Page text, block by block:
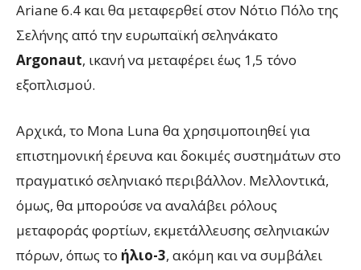
Ariane 6.4 και θα μεταφερθεί στον Νότιο Πόλο της
Σελήνης από την ευρωπαϊκή σεληνάκατο
Argonaut, ικανή να μεταφέρει έως 1,5 τόνο
εξοπλισμού.
Αρχικά, το Mona Luna θα χρησιμοποιηθεί για
επιστημονική έρευνα και δοκιμές συστημάτων στο
πραγματικό σεληνιακό περιβάλλον. Μελλοντικά,
όμως, θα μπορούσε να αναλάβει ρόλους
μεταφοράς φορτίων, εκμετάλλευσης σεληνιακών
πόρων, όπως το ήλιο-3, ακόμη και να συμβάλει